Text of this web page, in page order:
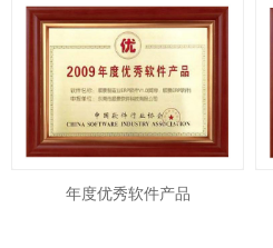
年度优秀软件产品